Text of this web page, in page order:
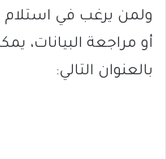
ولمن يرغب في
أو مراجعة البيانات،
بالعنوان التالي: